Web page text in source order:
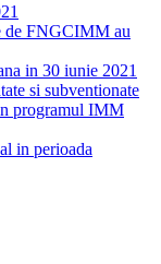
de FNGCIMM au
in 30 iunie 2021
si subventionate
programul IMM
in perioada